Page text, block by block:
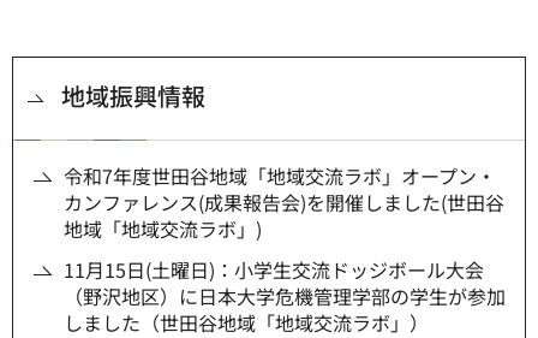
地域振興情報
令和7年度世田谷地域「地域交流ラボ」オープン・
カンファレンス(成果報告会)を開催しました(世田谷
地域「地域交流ラボ」)
11月15日(土曜日)：小学生交流ドッジボール大会
（野沢地区）に日本大学危機管理学部の学生が参加
しました（世田谷地域「地域交流ラボ」）